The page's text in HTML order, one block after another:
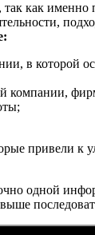
как
в которой
компании,
привели к
одной